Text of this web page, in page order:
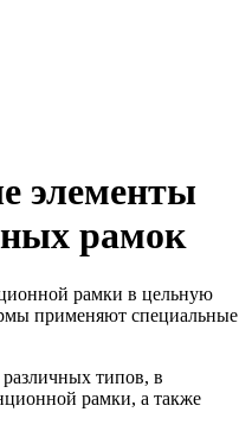
элементы
рамок
рамки в цельную
применяют специальные
типов, в
рамки, а также